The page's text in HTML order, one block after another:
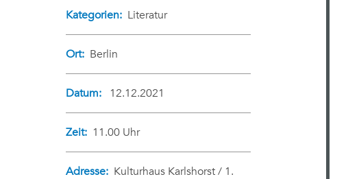
Kategorien: Literatur
Ort: Berlin
Datum: 12.12.2021
Zeit: 11.00 Uhr
Adresse: Kulturhaus Karlshorst / 1.